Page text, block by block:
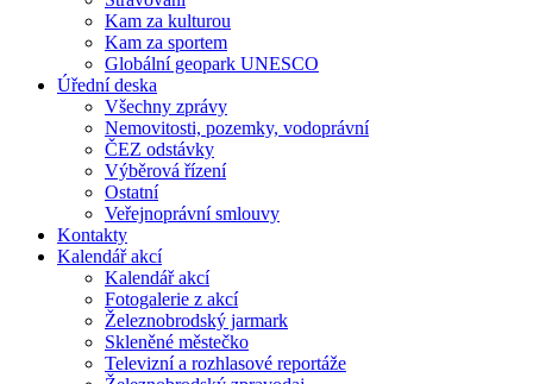
Kam za kulturou
Kam za sportem
Globální geopark UNESCO
Úřední deska
Všechny zprávy
Nemovitosti, pozemky, vodoprávní
ČEZ odstávky
Výběrová řízení
Ostatní
Veřejnoprávní smlouvy
Kontakty
Kalendář akcí
Kalendář akcí
Fotogalerie z akcí
Železnobrodský jarmark
Skleněné městečko
Televizní a rozhlasové reportáže